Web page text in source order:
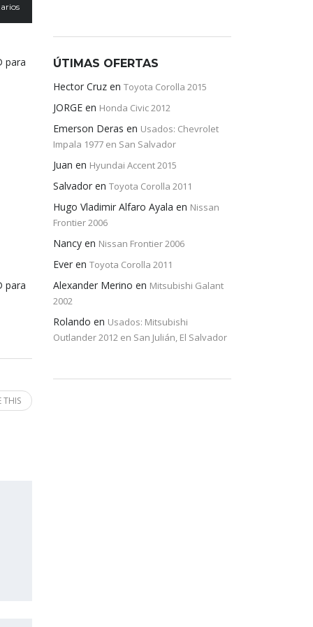
para
para
THIS
ÚTIMAS OFERTAS
Hector Cruz en Toyota Corolla 2015
JORGE en Honda Civic 2012
Emerson Deras en Usados: Chevrolet
Impala 1977 en San Salvador
Juan en Hyundai Accent 2015
Salvador en Toyota Corolla 2011
Hugo Vladimir Alfaro Ayala en Nissan
Frontier 2006
Nancy en Nissan Frontier 2006
Ever en Toyota Corolla 2011
Alexander Merino en Mitsubishi Galant
2002
Rolando en Usados: Mitsubishi
Outlander 2012 en San Julián, El Salvador